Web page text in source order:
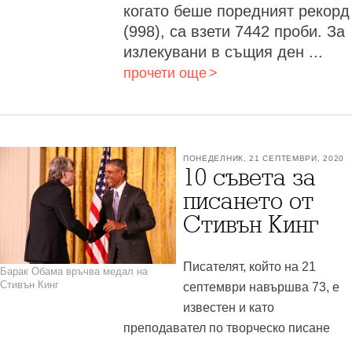
когато беше поредният рекорд
(998), са взети 7442 проби. За
излекувани в същия ден ...
прочети още
ПОНЕДЕЛНИК, 21 СЕПТЕМВРИ, 2020
10 съвета за
писането от
Стивън Кинг
Барак Обама връчва медал на
Стивън Кинг
Писателят, който на 21
септември навършва 73, е
известен и като
преподавател по творческо писане